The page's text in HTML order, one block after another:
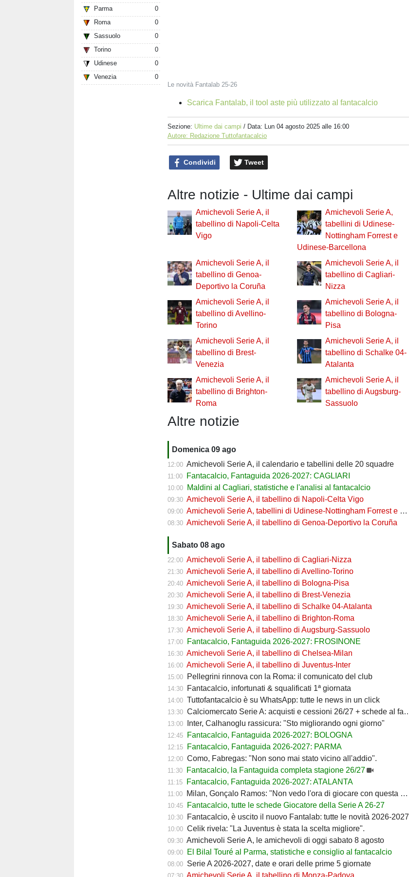
Parma
0
Roma
0
Sassuolo
0
Torino
0
Udinese
0
Venezia
0
Le novità Fantalab 25-26
Scarica Fantalab, il tool aste più utilizzato al fantacalcio
Sezione: Ultime dai campi / Data: Lun 04 agosto 2025 alle 16:00
Autore: Redazione Tuttofantacalcio
Condividi Tweet
Altre notizie - Ultime dai campi
Amichevoli Serie A, il
tabellino di Napoli-Celta
Vigo
Amichevoli Serie A,
tabellini di Udinese-
Nottingham Forrest e
Udinese-Barcellona
Amichevoli Serie A, il
tabellino di Genoa-
Deportivo la Coruña
Amichevoli Serie A, il
tabellino di Cagliari-
Nizza
Amichevoli Serie A, il
tabellino di Avellino-
Torino
Amichevoli Serie A, il
tabellino di Bologna-
Pisa
Amichevoli Serie A, il
tabellino di Brest-
Venezia
Amichevoli Serie A, il
tabellino di Schalke 04-
Atalanta
Amichevoli Serie A, il
tabellino di Brighton-
Roma
Amichevoli Serie A, il
tabellino di Augsburg-
Sassuolo
Altre notizie
Domenica 09 ago
12:00 Amichevoli Serie A, il calendario e tabellini delle 20 squadre
11:00 Fantacalcio, Fantaguida 2026-2027: CAGLIARI
10:00 Maldini al Cagliari, statistiche e l'analisi al fantacalcio
09:30 Amichevoli Serie A, il tabellino di Napoli-Celta Vigo
09:00 Amichevoli Serie A, tabellini di Udinese-Nottingham Forrest e Udinese-Barcellona
08:30 Amichevoli Serie A, il tabellino di Genoa-Deportivo la Coruña
Sabato 08 ago
22:00 Amichevoli Serie A, il tabellino di Cagliari-Nizza
21:30 Amichevoli Serie A, il tabellino di Avellino-Torino
20:40 Amichevoli Serie A, il tabellino di Bologna-Pisa
20:30 Amichevoli Serie A, il tabellino di Brest-Venezia
19:30 Amichevoli Serie A, il tabellino di Schalke 04-Atalanta
18:30 Amichevoli Serie A, il tabellino di Brighton-Roma
17:30 Amichevoli Serie A, il tabellino di Augsburg-Sassuolo
17:00 Fantacalcio, Fantaguida 2026-2027: FROSINONE
16:30 Amichevoli Serie A, il tabellino di Chelsea-Milan
16:00 Amichevoli Serie A, il tabellino di Juventus-Inter
15:00 Pellegrini rinnova con la Roma: il comunicato del club
14:30 Fantacalcio, infortunati & squalificati 1ª giornata
14:00 Tuttofantacalcio è su WhatsApp: tutte le news in un click
13:30 Calciomercato Serie A: acquisti e cessioni 26/27 + schede al fantacalcio
13:00 Inter, Calhanoglu rassicura: "Sto migliorando ogni giorno"
12:45 Fantacalcio, Fantaguida 2026-2027: BOLOGNA
12:15 Fantacalcio, Fantaguida 2026-2027: PARMA
12:00 Como, Fabregas: "Non sono mai stato vicino all'addio".
11:30 Fantacalcio, la Fantaguida completa stagione 26/27
11:15 Fantacalcio, Fantaguida 2026-2027: ATALANTA
11:00 Milan, Gonçalo Ramos: "Non vedo l'ora di giocare con questa maglia"
10:45 Fantacalcio, tutte le schede Giocatore della Serie A 26-27
10:30 Fantacalcio, è uscito il nuovo Fantalab: tutte le novità 2026-2027
10:00 Celik rivela: "La Juventus è stata la scelta migliore".
09:30 Amichevoli Serie A, le amichevoli di oggi sabato 8 agosto
09:00 El Bilal Touré al Parma, statistiche e consiglio al fantacalcio
08:00 Serie A 2026-2027, date e orari delle prime 5 giornate